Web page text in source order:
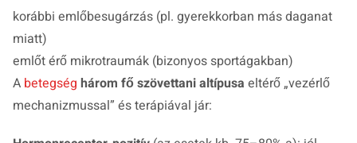
korábbi emlőbesugárzás (pl. gyerekkorban más daganat
miatt)
emlőt érő mikrotraumák (bizonyos sportágakban)
A betegség három fő szövettani altípusa eltérő „vezérlő
mechanizmussal” és terápiával jár: